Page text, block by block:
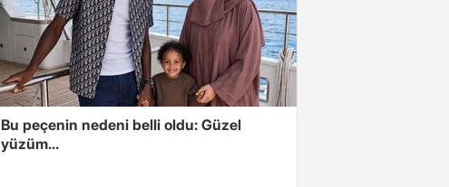
Bu peçenin nedeni belli oldu: Güzel
yüzüm...